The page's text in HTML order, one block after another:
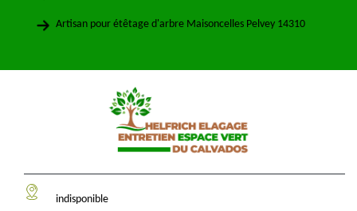
Artisan pour étêtage d'arbre Maisoncelles Pelvey 14310
indisponible